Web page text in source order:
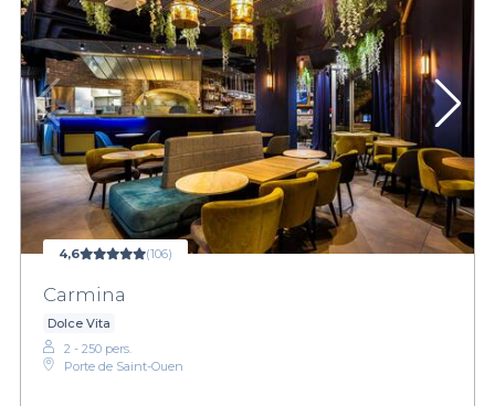
4,6 (106)
Carmina
Dolce Vita
2 - 250 pers.
Porte de Saint-Ouen